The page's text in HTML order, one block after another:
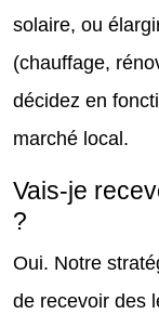
solaire, ou
(chauffage,
décidez en
marché local.
Vais-je
?
Oui. Notre
de recevoir des